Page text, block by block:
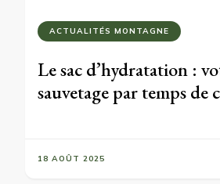
ACTUALITÉS MONTAGNE
Le sac d’hydratation :
sauvetage par temps de
18 AOÛT 2025